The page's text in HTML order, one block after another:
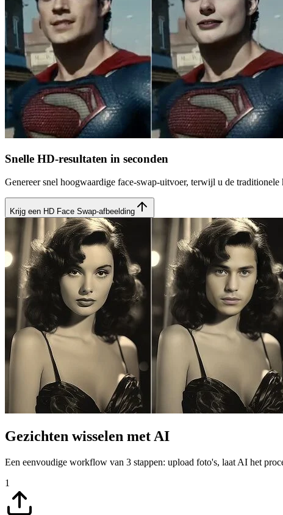
Snelle HD-resultaten in seconden
Genereer snel hoogwaardige face-swap-uitvoer, terwijl u de
Krijg een HD Face Swap-afbeelding
Gezichten wisselen met AI
Een eenvoudige workflow van 3 stappen: upload foto's, laat AI het
1